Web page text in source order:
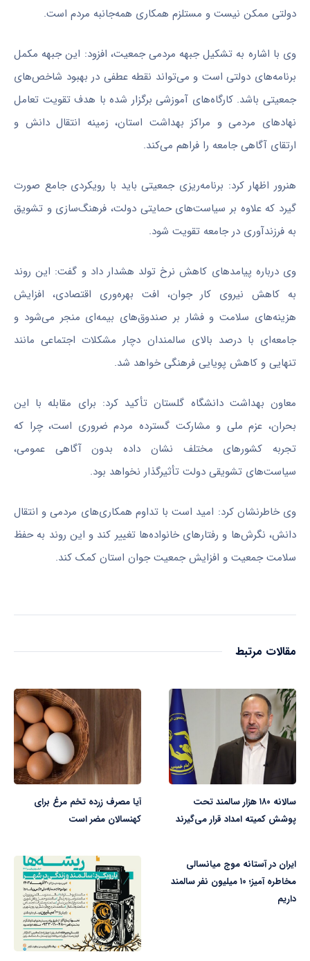
دولتی ممکن نیست و مستلزم همکاری همه‌جانبه مردم است.
وی با اشاره به تشکیل جبهه مردمی جمعیت، افزود: این جبهه مکمل
برنامه‌های دولتی است و می‌تواند نقطه عطفی در بهبود شاخص‌های
جمعیتی باشد. کارگاه‌های آموزشی برگزار شده با هدف تقویت تعامل
نهادهای مردمی و مراکز بهداشت استان، زمینه انتقال دانش و
ارتقای آگاهی جامعه را فراهم می‌کند.
هنرور اظهار کرد: برنامه‌ریزی جمعیتی باید با رویکردی جامع صورت
گیرد که علاوه بر سیاست‌های حمایتی دولت، فرهنگ‌سازی و تشویق
به فرزندآوری در جامعه تقویت شود.
وی درباره پیامدهای کاهش نرخ تولد هشدار داد و گفت: این روند
به کاهش نیروی کار جوان، افت بهره‌وری اقتصادی، افزایش
هزینه‌های سلامت و فشار بر صندوق‌های بیمه‌ای منجر می‌شود و
جامعه‌ای با درصد بالای سالمندان دچار مشکلات اجتماعی مانند
تنهایی و کاهش پویایی فرهنگی خواهد شد.
معاون بهداشت دانشگاه گلستان تأکید کرد: برای مقابله با این
بحران، عزم ملی و مشارکت گسترده مردم ضروری است، چرا که
تجربه کشورهای مختلف نشان داده بدون آگاهی عمومی،
سیاست‌های تشویقی دولت تأثیرگذار نخواهد بود.
وی خاطرنشان کرد: امید است با تداوم همکاری‌های مردمی و انتقال
دانش، نگرش‌ها و رفتارهای خانواده‌ها تغییر کند و این روند به حفظ
سلامت جمعیت و افزایش جمعیت جوان استان کمک کند.
مقالات مرتبط
سالانه ۱۸۰ هزار سالمند تحت
پوشش کمیته امداد قرار می‌گیرند
آیا مصرف زرده تخم مرغ برای
کهنسالان مضر است
ایران در آستانه موج میانسالی
مخاطره آمیز؛ ۱۰ میلیون نفر سالمند
داریم